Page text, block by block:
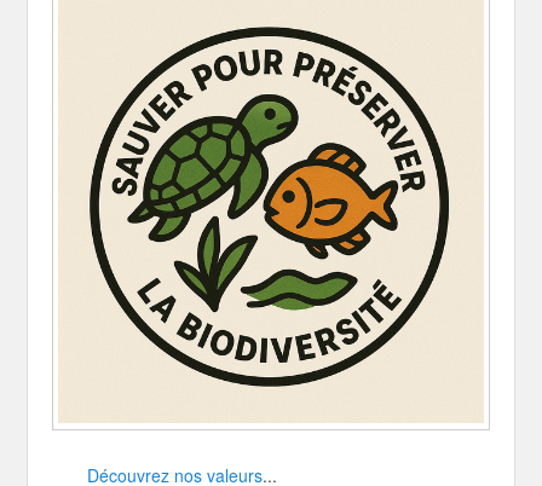
Découvrez nos valeurs...